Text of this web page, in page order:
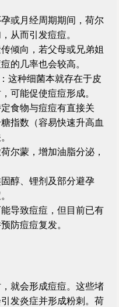
或月经周期期间，荷尔
从而引发痘痘。
倾向，若父母或兄弟姐
的几率也会较高。
：这种细菌本就存在于皮
可能促使痘痘形成。
食物与痘痘有直接关
指数（容易快速升高血
尔蒙，增加油脂分泌，
醇、锂剂及部分避孕
导致痘痘，但目前已有
防痘痘复发。
就会形成痘痘。这些堵
发炎症并形成粉刺。荷